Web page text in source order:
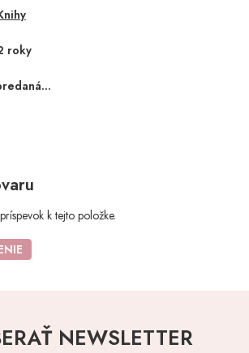
roky
k tejto položke.
NEWSLETTER